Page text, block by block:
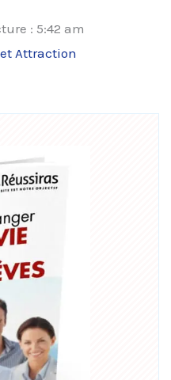
: 5:42 am
Attraction